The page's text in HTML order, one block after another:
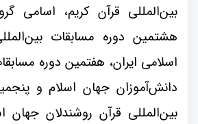
بین‌المللی قرآن کریم، اسامی
هشتمین دوره مسابقات
اسلامی ایران، هفتمین دوره
دانش‌آموزان جهان اسلام و
بین‌المللی قرآن روشندلان جهان